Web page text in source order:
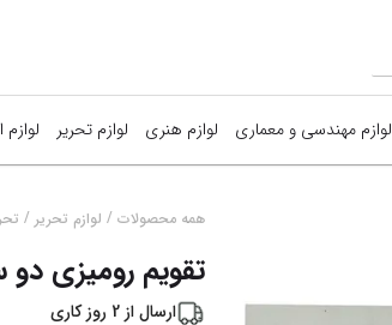
لوازم مهندسی و معماری
مهندسی(ماشین حساب-چراغ مطالعه..)
معماری(ماکت-بالسا-فوم برد ...)
لوازم هنری
سایر وسایل هنری
لوازم طراحی
لوازم تحریر
وسایل
سایر(چسب-
لوازم
همه محصولات / لوازم تحریر /
تقویم رومیزی دو
ارسال از 2 روز کاری